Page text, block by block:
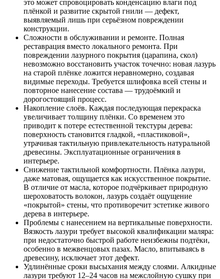
это может спровоцировать конденсацию влаги под
плёнкой и развитие скрытой гнили — дефект,
выявляемый лишь при серьёзном повреждении
конструкции.
Сложности в обслуживании и ремонте. Полная
реставрация вместо локального ремонта. При
повреждении лазурного покрытия (царапина, скол)
невозможно восстановить участок точечно: новая лазурь
на старой плёнке ложится неравномерно, создавая
видимые переходы. Требуется шлифовка всей стены и
повторное нанесение состава — трудоёмкий и
дорогостоящий процесс.
Накопление слоёв. Каждая последующая перекраска
увеличивает толщину плёнки. Со временем это
приводит к потере естественной текстуры дерева:
поверхность становится гладкой, «пластиковой»,
утрачивая тактильную привлекательность натуральной
древесины. Эксплуатационные ограничения в
интерьере.
Снижение тактильной комфортности. Плёнка лазури,
даже матовая, ощущается как искусственное покрытие.
В отличие от масла, которое подчёркивает природную
шероховатость волокон, лазурь создаёт ощущение
«покрытой» стены, что противоречит эстетике живого
дерева в интерьере.
Проблемы с нанесением на вертикальные поверхности.
Вязкость лазури требует высокой квалификации маляра:
при недостаточно быстрой работе неизбежны подтёки,
особенно в межвенцовых пазах. Масло, впитываясь в
древесину, исключает этот дефект.
Удлинённые сроки высыхания между слоями. Алкидные
лазури требуют 12–24 часов на межслойную сушку при